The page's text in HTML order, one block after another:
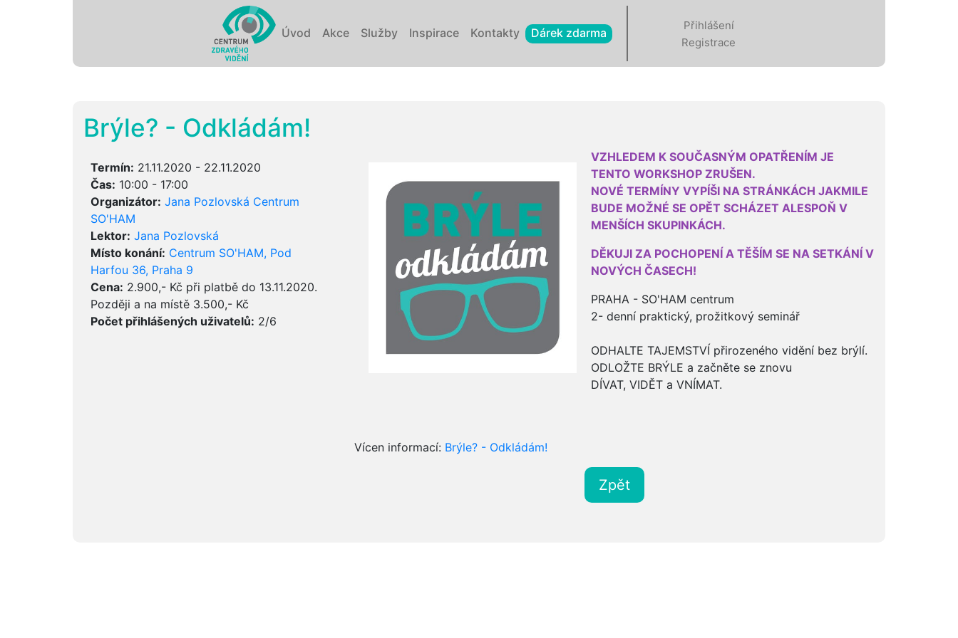
Úvod Akce Služby Inspirace Kontakty Dárek zdarma
Přihlášení
Registrace
Brýle? - Odkládám!
Termín: 21.11.2020 - 22.11.2020
Čas: 10:00 - 17:00
Organizátor: Jana Pozlovská Centrum
SO'HAM
Lektor: Jana Pozlovská
Místo konání: Centrum SO'HAM, Pod
Harfou 36, Praha 9
Cena: 2.900,- Kč při platbě do 13.11.2020.
Později a na místě 3.500,- Kč
Počet přihlášených uživatelů: 2/6
VZHLEDEM K SOUČASNÝM OPATŘENÍM JE
TENTO WORKSHOP ZRUŠEN.
NOVÉ TERMÍNY VYPÍŠI NA STRÁNKÁCH JAKMILE
BUDE MOŽNÉ SE OPĚT SCHÁZET ALESPOŇ V
MENŠÍCH SKUPINKÁCH.
DĚKUJI ZA POCHOPENÍ A TĚŠÍM SE NA SETKÁNÍ V
NOVÝCH ČASECH!
PRAHA - SO'HAM centrum
2- denní praktický, prožitkový seminář
ODHALTE TAJEMSTVÍ přirozeného vidění bez brýlí.
ODLOŽTE BRÝLE a začněte se znovu
DÍVAT, VIDĚT a VNÍMAT.
Vícen informací: Brýle? - Odkládám!
Zpět